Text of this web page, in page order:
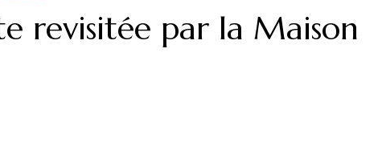
revisitée par la Maison